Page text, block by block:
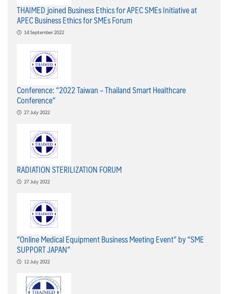
THAIMED joined Business Ethics for APEC SMEs Initiative at
APEC Business Ethics for SMEs Forum
14 September 2022
Conference: “2022 Taiwan – Thailand Smart Healthcare
Conference”
27 July 2022
RADIATION STERILIZATION FORUM
27 July 2022
“Online Medical Equipment Business Meeting Event” by “SME
SUPPORT JAPAN”
12 July 2022